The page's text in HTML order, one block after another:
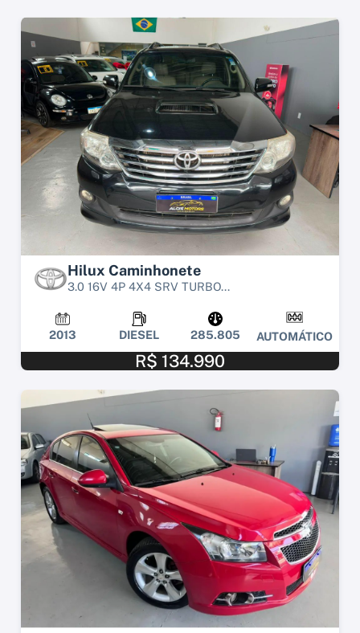
Hilux Caminhonete
3.0 16V 4P 4X4 SRV TURBO...
2013 DIESEL 285.805 AUTOMÁTICO
R$ 134.990